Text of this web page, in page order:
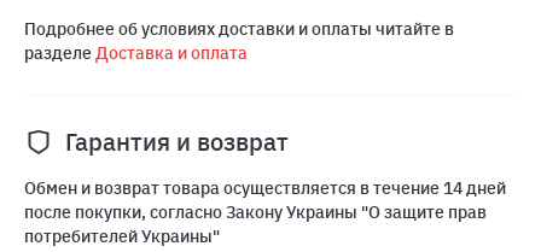
Подробнее об условиях доставки и оплаты читайте в
разделеДоставка и оплата
Гарантия и возврат
Обмен и возврат товара осуществляется в течение 14 дней
после покупки, согласно Закону Украины "О защите прав
потребителей Украины"